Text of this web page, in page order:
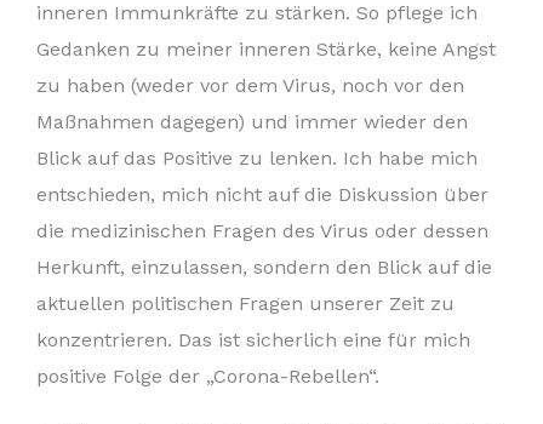
inneren Immunkräfte zu stärken. So pflege ich
Gedanken zu meiner inneren Stärke, keine Angst
zu haben (weder vor dem Virus, noch vor den
Maßnahmen dagegen) und immer wieder den
Blick auf das Positive zu lenken. Ich habe mich
entschieden, mich nicht auf die Diskussion über
die medizinischen Fragen des Virus oder dessen
Herkunft, einzulassen, sondern den Blick auf die
aktuellen politischen Fragen unserer Zeit zu
konzentrieren. Das ist sicherlich eine für mich
positive Folge der „Corona-Rebellen“.